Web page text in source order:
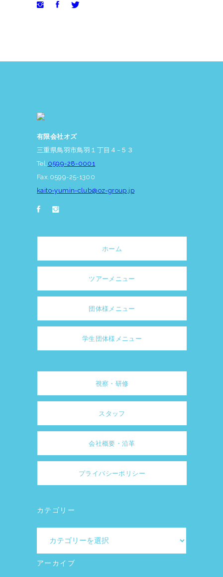
有限会社オズ
三重県鳥羽市鳥羽１丁目４−５３
Tel. 0599-28-0001
Fax.0599-25-1300
kaito-yumin-club@oz-group.jp
ホーム
ツアーメニュー
団体様メニュー
学生団体様メニュー
視察・研修
スタッフ
会社概要・沿革
プライバシーポリシー
カテゴリー
ゴ
アーカイブ